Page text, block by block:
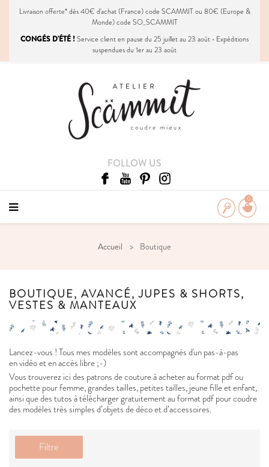
Livraison offerte* dès 40€ d'achat (France) code SCAMMIT ou 80€ (Europe &
Monde) code SO_SCAMMIT
CONGÉS D'ÉTÉ !Service client en pause du 25 juillet au 23 août • Expéditions
suspendues du 1er au 23 août
FOLLOW US
0
Accueil Boutique
BOUTIQUE, AVANCÉ, JUPES & SHORTS,
VESTES & MANTEAUX
Lancez-vous ! Tous mes modèles sont accompagnés d'un pas-à-pas
en vidéo et en accès libre ;-)
Vous trouverez ici des patrons de couture à acheter au format pdf ou
pochette pour femme, grandes tailles, petites tailles, jeune fille et enfant,
ainsi que des tutos à télécharger gratuitement au format pdf pour coudre
des modèles très simples d’objets de déco et d’accessoires.
Filtre